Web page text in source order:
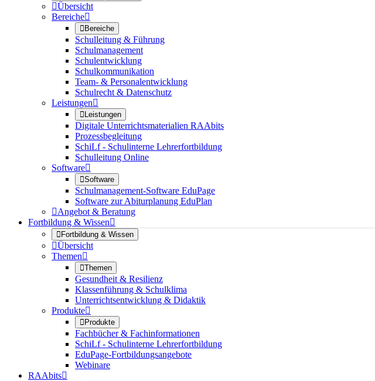
Übersicht
Bereiche
Bereiche
Schulleitung & Führung
Schulmanagement
Schulentwicklung
Schulkommunikation
Team- & Personalentwicklung
Schulrecht & Datenschutz
Leistungen
Leistungen
Digitale Unterrichtsmaterialien RAAbits
Prozessbegleitung
SchiLf - Schulinterne Lehrerfortbildung
Schulleitung Online
Software
Software
Schulmanagement-Software EduPage
Software zur Abiturplanung EduPlan
Angebot & Beratung
Fortbildung & Wissen
Fortbildung & Wissen
Übersicht
Themen
Themen
Gesundheit & Resilienz
Klassenführung & Schulklima
Unterrichtsentwicklung & Didaktik
Produkte
Produkte
Fachbücher & Fachinformationen
SchiLf - Schulinterne Lehrerfortbildung
EduPage-Fortbildungsangebote
Webinare
RAAbits